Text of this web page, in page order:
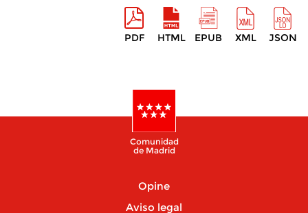
PDF HTML EPUB XML JSON
Comunidad
de Madrid
Opine
Aviso legal